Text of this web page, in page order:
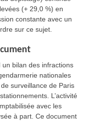
(+ 29,0 %) en
constante avec un
sur ce sujet.
un bilan des infractions
nationales
surveillance de Paris
L’activité
avec les
à part. Ce document